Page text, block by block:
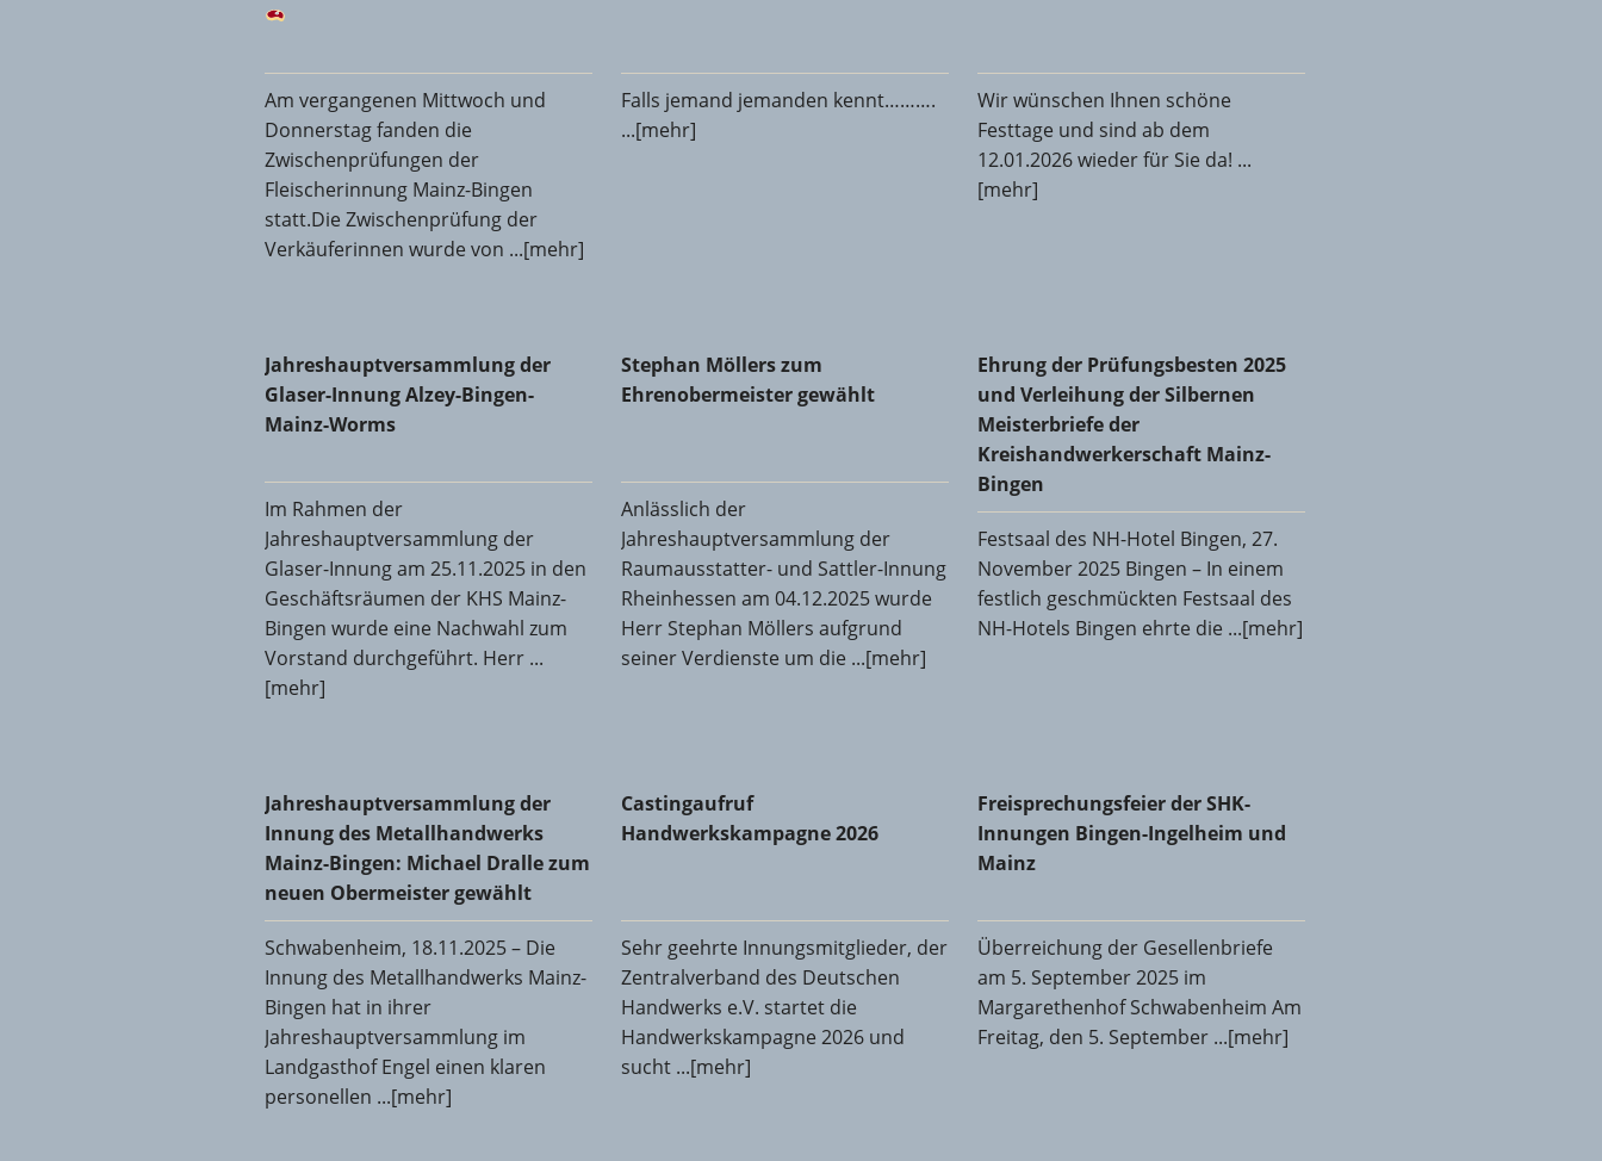
Am vergangenen Mittwoch und
Donnerstag fanden die
Zwischenprüfungen der
Fleischerinnung Mainz-Bingen
statt.Die Zwischenprüfung der
Verkäuferinnen wurde von ...[mehr]
Falls jemand jemanden kennt……….
...[mehr]
Wir wünschen Ihnen schöne
Festtage und sind ab dem
12.01.2026 wieder für Sie da! ...
[mehr]
Jahreshauptversammlung der Glaser-Innung Alzey-Bingen-Mainz-Worms
Jahreshauptversammlung der
Glaser-Innung Alzey-Bingen-
Mainz-Worms
Im Rahmen der
Jahreshauptversammlung der
Glaser-Innung am 25.11.2025 in den
Geschäftsräumen der KHS Mainz-
Bingen wurde eine Nachwahl zum
Vorstand durchgeführt. Herr ...
[mehr]
Stephan Möllers zum Ehrenobermeister gewählt
Stephan Möllers zum
Ehrenobermeister gewählt
Anlässlich der
Jahreshauptversammlung der
Raumausstatter- und Sattler-Innung
Rheinhessen am 04.12.2025 wurde
Herr Stephan Möllers aufgrund
seiner Verdienste um die ...[mehr]
Ehrung der Prüfungsbesten 2025 und Verleihung der Silbernen
Meisterbriefe der Kreishandwerkerschaft Mainz-Bingen
Ehrung der Prüfungsbesten 2025
und Verleihung der Silbernen
Meisterbriefe der
Kreishandwerkerschaft Mainz-
Bingen
Festsaal des NH-Hotel Bingen, 27.
November 2025 Bingen – In einem
festlich geschmückten Festsaal des
NH-Hotels Bingen ehrte die ...[mehr]
Jahreshauptversammlung der Innung des Metallhandwerks Mainz-Bingen: Michael Dralle zum neuen Obermeister gewählt
Jahreshauptversammlung der
Innung des Metallhandwerks
Mainz-Bingen: Michael Dralle zum
neuen Obermeister gewählt
Schwabenheim, 18.11.2025 – Die
Innung des Metallhandwerks Mainz-
Bingen hat in ihrer
Jahreshauptversammlung im
Landgasthof Engel einen klaren
personellen ...[mehr]
Castingaufruf Handwerkskampagne 2026
Castingaufruf
Handwerkskampagne 2026
Sehr geehrte Innungsmitglieder, der
Zentralverband des Deutschen
Handwerks e.V. startet die
Handwerkskampagne 2026 und
sucht ...[mehr]
Freisprechungsfeier der SHK-Innungen Bingen-Ingelheim und Mainz
Freisprechungsfeier der SHK-
Innungen Bingen-Ingelheim und
Mainz
Überreichung der Gesellenbriefe
am 5. September 2025 im
Margarethenhof Schwabenheim Am
Freitag, den 5. September ...[mehr]